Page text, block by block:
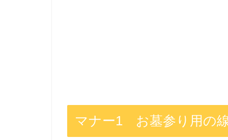
マナー1 お墓参り用の